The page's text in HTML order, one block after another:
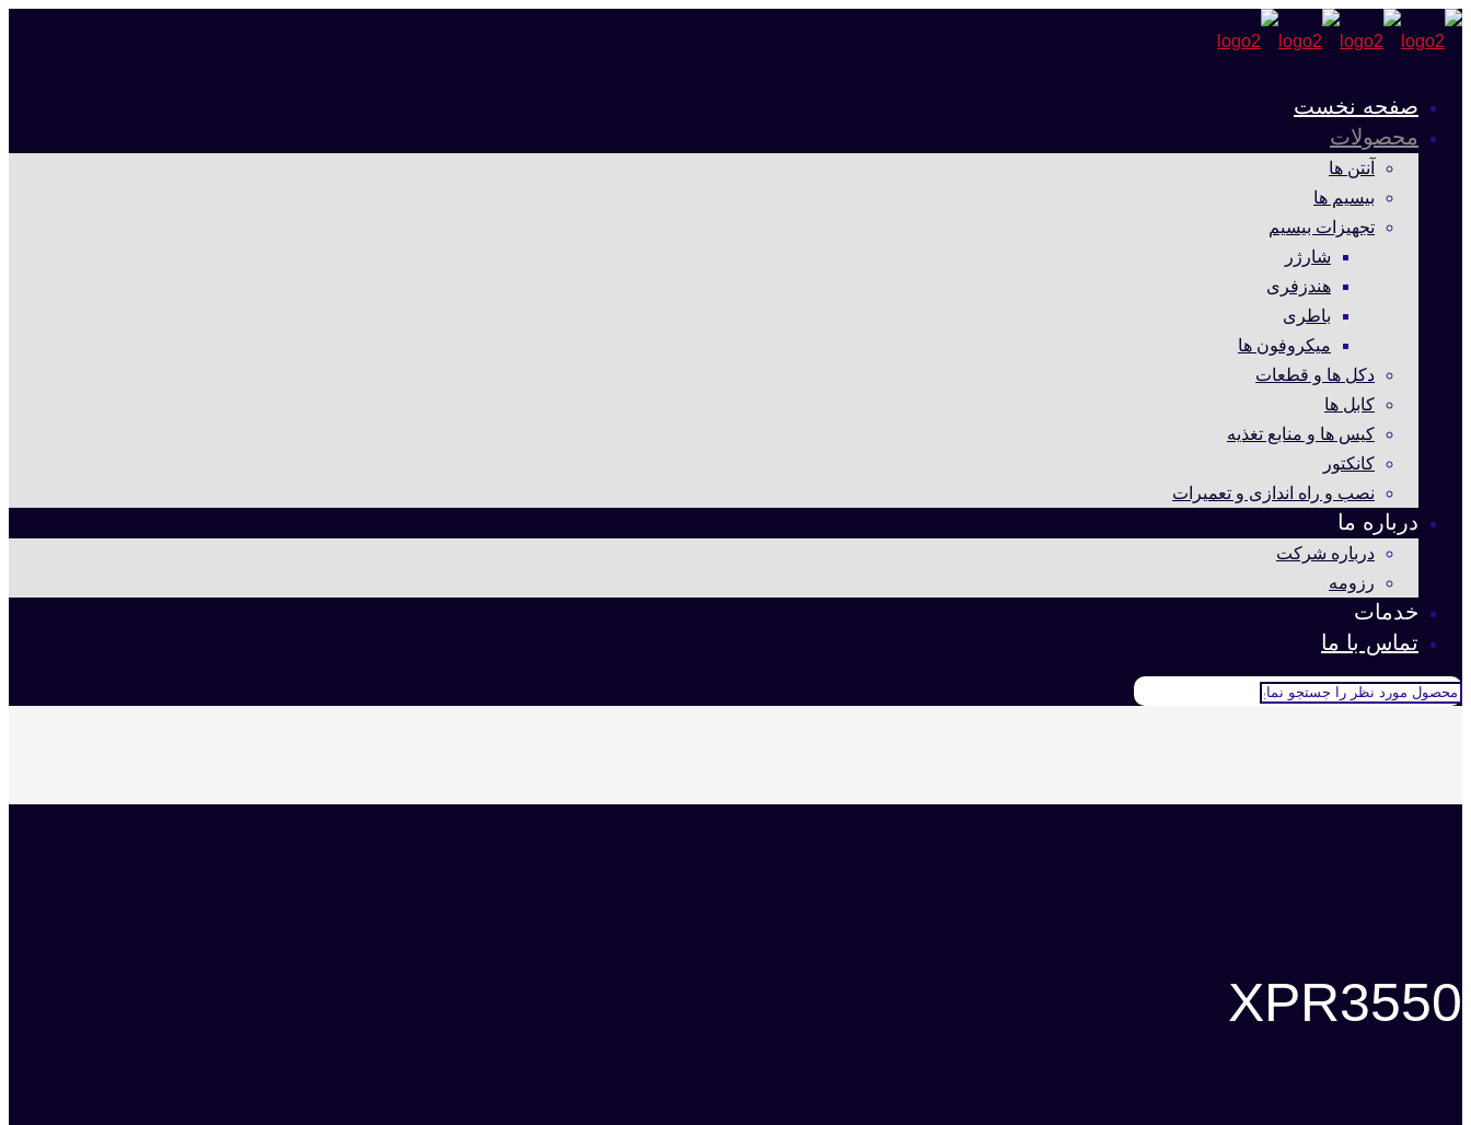
صفحه نخست
محصولات
آنتن ها
بیسیم ها
تجهیزات بیسیم
شارژر
هندزفری
باطری
میکروفون ها
دکل ها و قطعات
کابل ها
کیس ها و منابع تغذیه
کانکتور
نصب و راه اندازی و تعمیرات
درباره ما
درباره شرکت
رزومه
خدمات
تماس با ما
XPR3550